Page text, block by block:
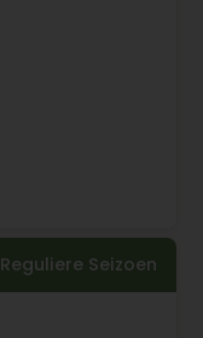
Reguliere Seizoen